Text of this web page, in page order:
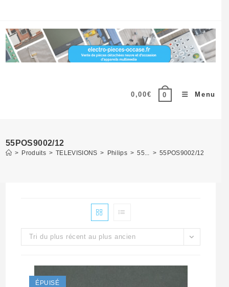
content
0,00€ 0 Menu
55POS9002/12
> Produits > TELEVISIONS > Philips > 55... > 55POS9002/12
Tri du plus récent au plus ancien
ÉPUISÉ